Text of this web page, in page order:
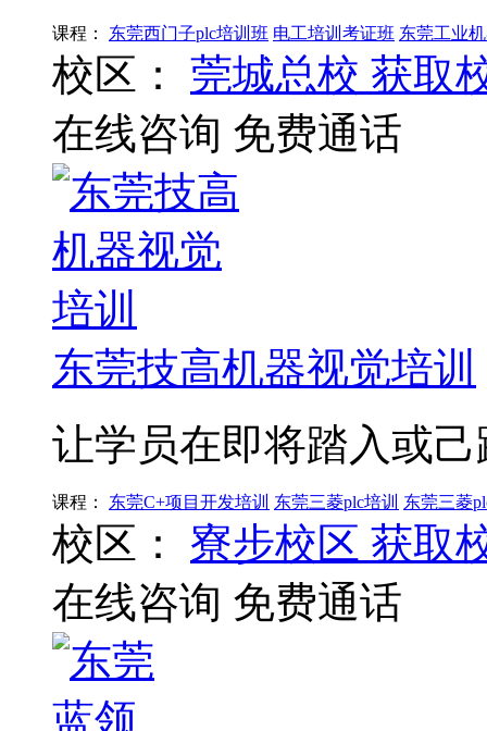
课程： 东莞西门子plc培训班 电工培训考证班 东莞工业
校区： 莞城总校 获取
在线咨询 免费通话
东莞技高机器视觉培训
让学员在即将踏入或
课程： 东莞C+项目开发培训 东莞三菱plc培训 东莞三菱
校区： 寮步校区 获取
在线咨询 免费通话